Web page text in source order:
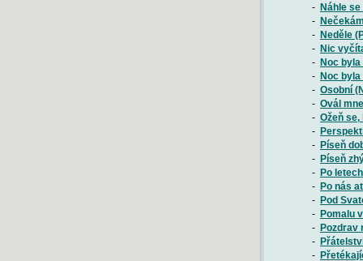
- Náhle
-
- Neděle
- Nic
- Noc byla
- Noc byla
- Osobní
- Ovál
- Ožeň
-
- Píseň
- Píseň
- Po
- Po nás
- Pod
- Pomalu
- Pozdrav
-
-